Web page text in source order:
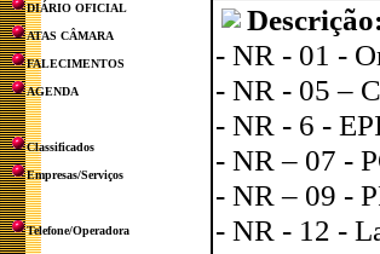
DIÁRIO OFICIAL
ATAS CÂMARA
FALECIMENTOS
AGENDA
Classificados
Empresas/Serviços
Telefone/Operadora
Descrição:
- NR - 01 -
- NR - 05 –
- NR - 6 -
- NR – 07 -
- NR – 09 -
- NR - 12 -